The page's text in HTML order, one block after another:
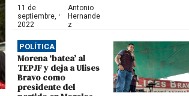
11 de
septiembre,
2022
·
Antonio
Hernande
z
POLÍTICA
Morena ‘batea’ al
TEPJF y deja a Ulises
Bravo como
presidente del